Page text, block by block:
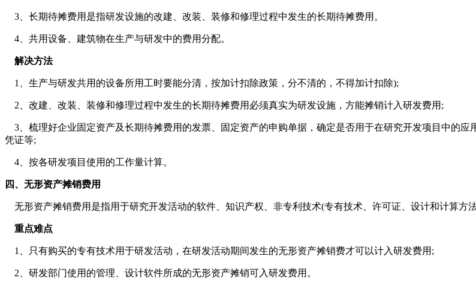
3、长期待摊费用是指研发设施的改建、改装、装修和修理过程中发生的长期待摊费用。
4、共用设备、建筑物在生产与研发中的费用分配。
解决方法
1、生产与研发共用的设备所用工时要能分清，按加计扣除政策，分不清的，不得加计扣除);
2、改建、改装、装修和修理过程中发生的长期待摊费用必须真实为研发设施，方能摊销计入研发费用;
3、梳理好企业固定资产及长期待摊费用的发票、固定资产的申购单据，确定是否用于在研究开发项目中的
凭证等;
4、按各研发项目使用的工作量计算。
四、无形资产摊销费用
无形资产摊销费用是指用于研究开发活动的软件、知识产权、非专利技术(专有技术、许可证、设计和计算方法
重点难点
1、只有购买的专有技术用于研发活动，在研发活动期间发生的无形资产摊销费才可以计入研发费用;
2、研发部门使用的管理、设计软件所成的无形资产摊销可入研发费用。